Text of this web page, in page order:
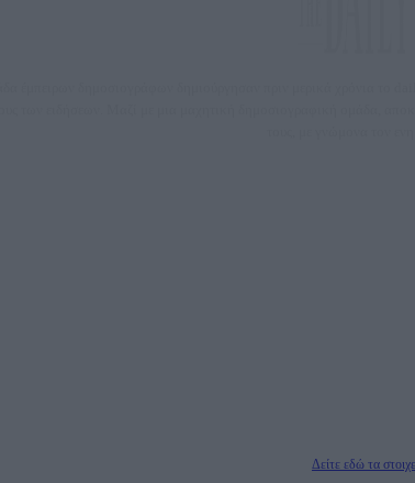
Δείτε εδώ τα